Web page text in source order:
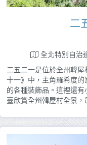
二
全北特別自治
二五二一是位於全州韓
十一》中，主角羅希度
的各種裝飾品。這裡還
臺欣賞全州韓屋村全景，